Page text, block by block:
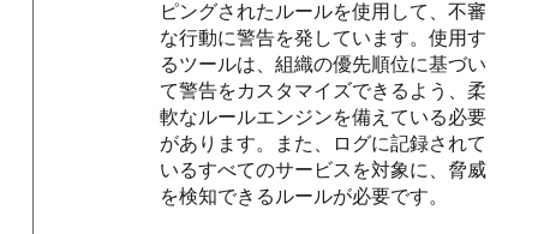
ピングされたルールを使用して、不審
な行動に警告を発しています。使用す
るツールは、組織の優先順位に基づい
て警告をカスタマイズできるよう、柔
軟なルールエンジンを備えている必要
があります。また、ログに記録されて
いるすべてのサービスを対象に、脅威
を検知できるルールが必要です。